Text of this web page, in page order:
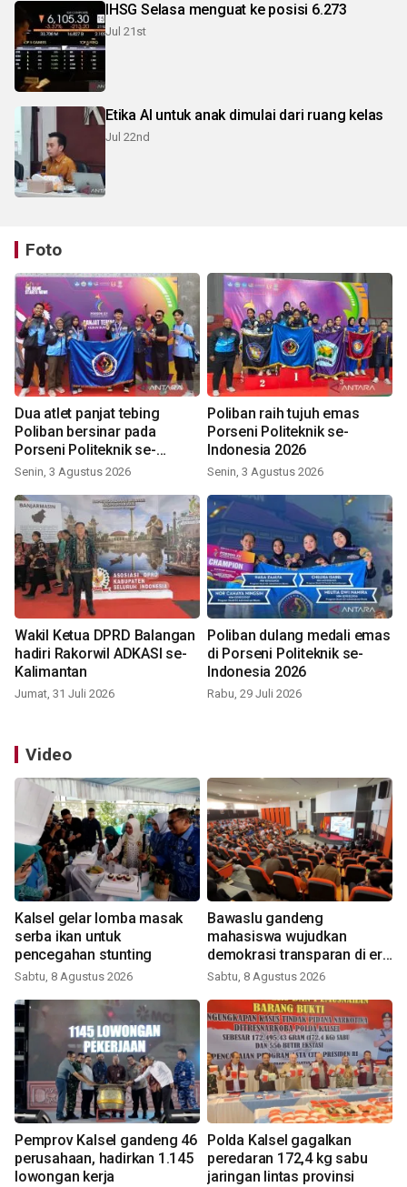
IHSG Selasa menguat ke posisi 6.273
Jul 21st
Etika AI untuk anak dimulai dari ruang kelas
Jul 22nd
Foto
Dua atlet panjat tebing
Poliban bersinar pada
Porseni Politeknik se-
Indonesia 2026
Senin, 3 Agustus 2026
Poliban raih tujuh emas
Porseni Politeknik se-
Indonesia 2026
Senin, 3 Agustus 2026
Wakil Ketua DPRD Balangan
hadiri Rakorwil ADKASI se-
Kalimantan
Jumat, 31 Juli 2026
Poliban dulang medali emas
di Porseni Politeknik se-
Indonesia 2026
Rabu, 29 Juli 2026
Video
Kalsel gelar lomba masak
serba ikan untuk
pencegahan stunting
Sabtu, 8 Agustus 2026
Bawaslu gandeng
mahasiswa wujudkan
demokrasi transparan di era
digital
Sabtu, 8 Agustus 2026
Pemprov Kalsel gandeng 46
perusahaan, hadirkan 1.145
lowongan kerja
Polda Kalsel gagalkan
peredaran 172,4 kg sabu
jaringan lintas provinsi